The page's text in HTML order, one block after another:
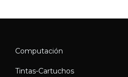
Computación
Tintas-Cartuchos